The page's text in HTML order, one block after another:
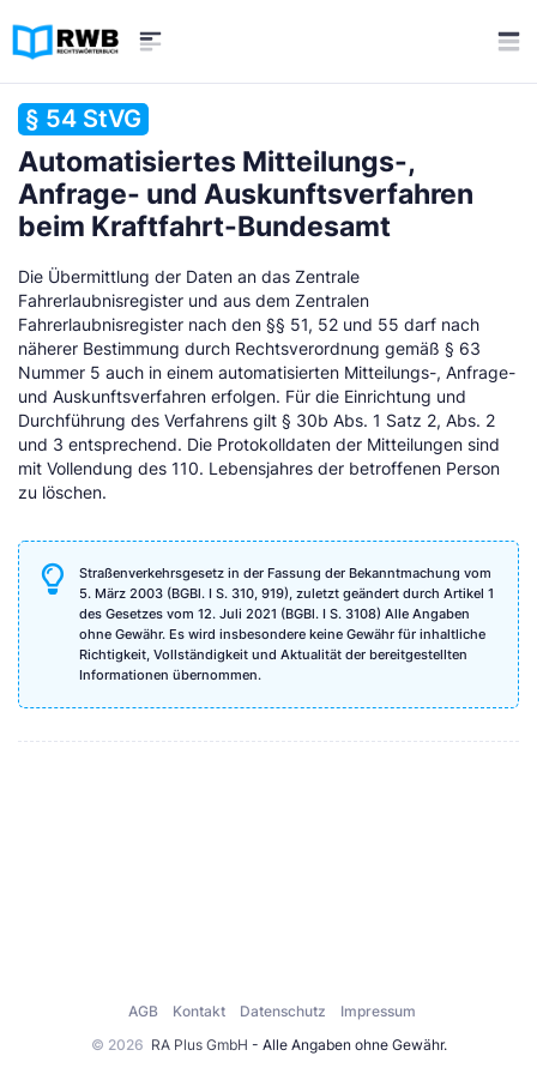
§ 54 StVG
Automatisiertes Mitteilungs-,
Anfrage- und Auskunftsverfahren
beim Kraftfahrt-Bundesamt
Die Übermittlung der Daten an das Zentrale
Fahrerlaubnisregister und aus dem Zentralen
Fahrerlaubnisregister nach den §§ 51, 52 und 55 darf nach
näherer Bestimmung durch Rechtsverordnung gemäß § 63
Nummer 5 auch in einem automatisierten Mitteilungs-, Anfrage-
und Auskunftsverfahren erfolgen. Für die Einrichtung und
Durchführung des Verfahrens gilt § 30b Abs. 1 Satz 2, Abs. 2
und 3 entsprechend. Die Protokolldaten der Mitteilungen sind
mit Vollendung des 110. Lebensjahres der betroffenen Person
zu löschen.
Straßenverkehrsgesetz in der Fassung der Bekanntmachung vom
5. März 2003 (BGBl. I S. 310, 919), zuletzt geändert durch Artikel 1
des Gesetzes vom 12. Juli 2021 (BGBl. I S. 3108) Alle Angaben
ohne Gewähr. Es wird insbesondere keine Gewähr für inhaltliche
Richtigkeit, Vollständigkeit und Aktualität der bereitgestellten
Informationen übernommen.
© 2026 RA Plus GmbH - Alle Angaben ohne Gewähr.
AGB Kontakt Datenschutz Impressum